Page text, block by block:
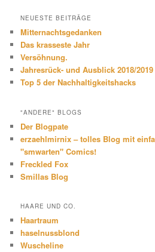
NEUESTE BEITRÄGE
Mitternachtsgedanken
Das krasseste Jahr
Versöhnung.
Jahresrück- und Ausblick 2018/2019
Top 5 der Nachhaltigkeitshacks
"ANDERE" BLOGS
Der Blogpate
erzaehlmirnix – tolles Blog mit
"smwarten" Comics!
Freckled Fox
Smillas Blog
HAARE UND CO.
Haartraum
haselnussblond
Wuscheline